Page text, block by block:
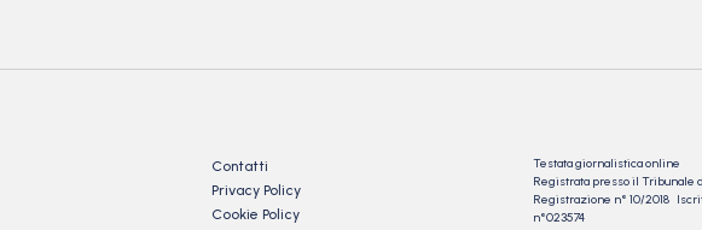
Contatti
Privacy Policy
Cookie Policy
Testata giornalistica online
Registrata presso il Tribunale
Registrazione n° 10/2018
n°023574